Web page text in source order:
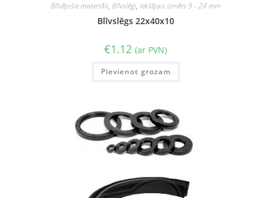
Blīvējošie materiāli, Blīvslēgi, Iekšējais izmērs 9 - 24 mm
Blīvslēgs 22x40x10
€1.12 (ar PVN)
Pievienot grozam